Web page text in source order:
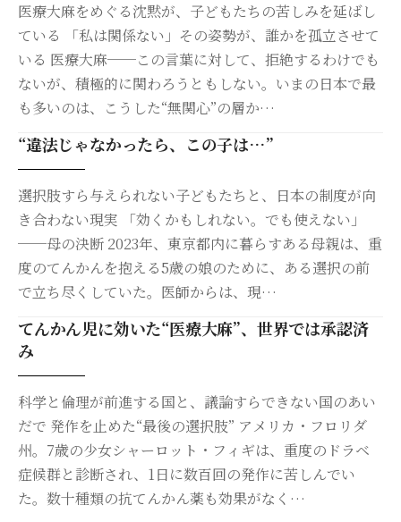
医療大麻をめぐる沈黙が、子どもたちの苦しみを延ばし
ている 「私は関係ない」その姿勢が、誰かを孤立させて
いる 医療大麻──この言葉に対して、拒絶するわけでも
ないが、積極的に関わろうともしない。いまの日本で最
も多いのは、こうした“無関心”の層か…
“違法じゃなかったら、この子は…”
選択肢すら与えられない子どもたちと、日本の制度が向
き合わない現実 「効くかもしれない。でも使えない」
──母の決断 2023年、東京都内に暮らすある母親は、重
度のてんかんを抱える5歳の娘のために、ある選択の前
で立ち尽くしていた。医師からは、現…
てんかん児に効いた“医療大麻”、世界では承認済
み
科学と倫理が前進する国と、議論すらできない国のあい
だで 発作を止めた“最後の選択肢” アメリカ・フロリダ
州。7歳の少女シャーロット・フィギは、重度のドラベ
症候群と診断され、1日に数百回の発作に苦しんでい
た。数十種類の抗てんかん薬も効果がなく…